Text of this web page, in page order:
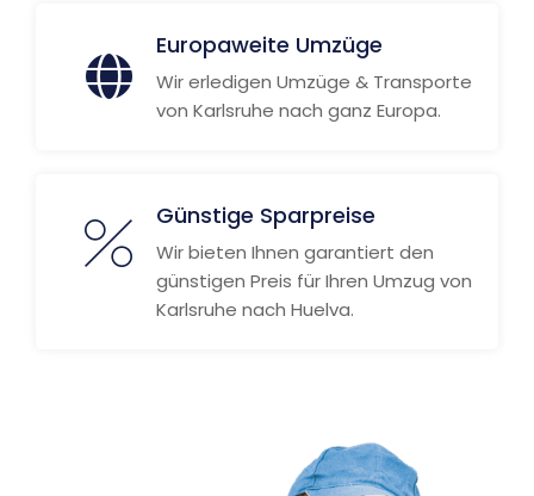
Europaweite Umzüge
Wir erledigen Umzüge & Transporte
von Karlsruhe nach ganz Europa.
Günstige Sparpreise
Wir bieten Ihnen garantiert den
günstigen Preis für Ihren Umzug von
Karlsruhe nach Huelva.